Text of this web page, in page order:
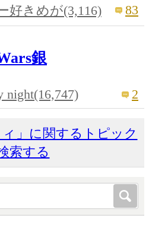
好きめが(3,116) 83
銀
night(16,747) 2
ィ」に関するトピック
索する